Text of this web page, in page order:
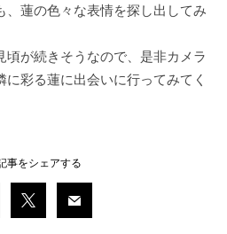
、蓮の色々な表情を探し出してみ
頃が続きそうなので、是非カメラ
に彩る蓮に出会いに行ってみてく
事をシェアする